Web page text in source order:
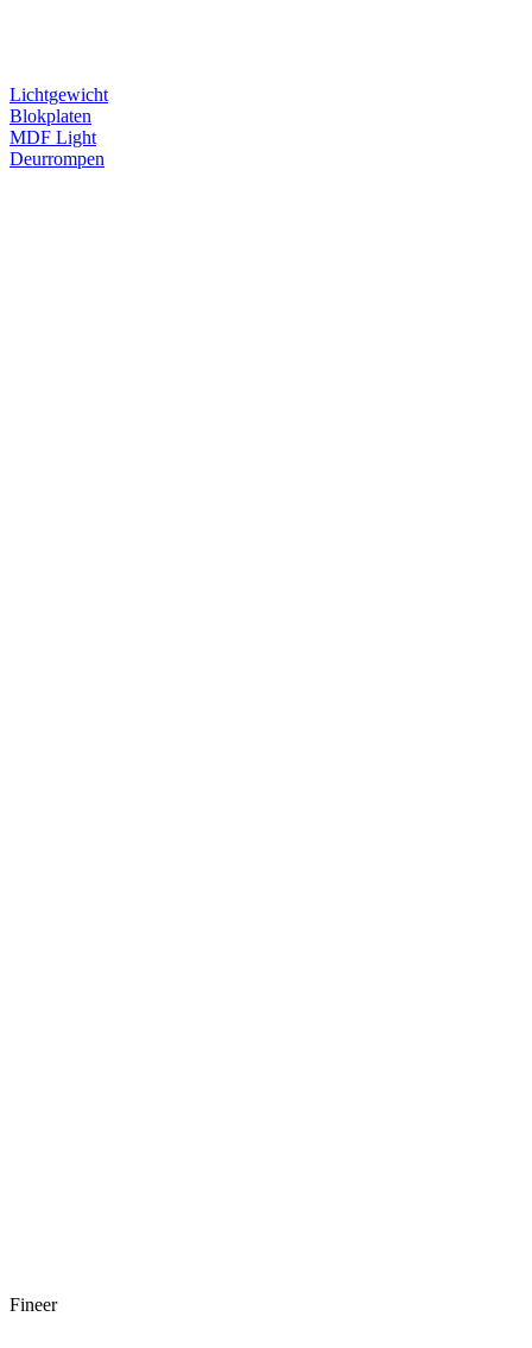
Lichtgewicht
Blokplaten
MDF Light
Deurrompen
Fineer